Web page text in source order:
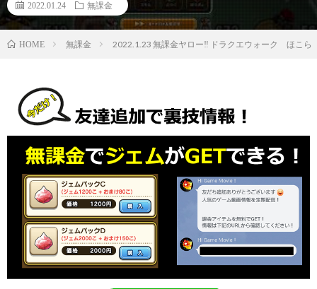
2022.01.24 無課金
HOME 無課金 2022.1.23 無課金ヤロー‼️ ドラクエウォーク ほこ